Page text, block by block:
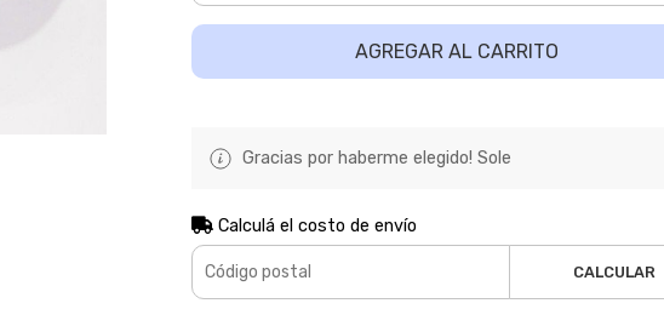
AGREGAR AL CARRITO
Gracias por haberme elegido! Sole
Calculá el costo de envío
CALCULAR